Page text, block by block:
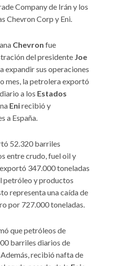
Company de Irán y los
Chevron Corp y Eni.
Chevron fue
del presidente Joe
expandir sus operaciones
mes, la petrolera exportó
a los Estados
Enirecibió y
a España.
52.320 barriles
entre crudo, fuel oil y
347.000 toneladas
petróleo y productos
representa una caída de
por 727.000 toneladas.
que petróleos de
barriles diarios de
Además, recibió nafta de